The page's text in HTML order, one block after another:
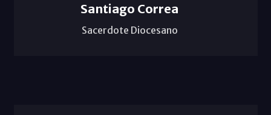
Santiago Correa
Sacerdote Diocesano